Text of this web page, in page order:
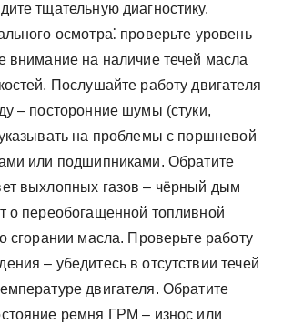
тщательную диагностику.
осмотра⁚ проверьте уровень
внимание на наличие течей масла
Послушайте работу двигателя
– посторонние шумы (стуки,
на проблемы с поршневой
или подшипниками. Обратите
выхлопных газов – чёрный дым
о переобогащенной топливной
сгорании масла. Проверьте работу
– убедитесь в отсутствии течей
двигателя. Обратите
ремня ГРМ – износ или